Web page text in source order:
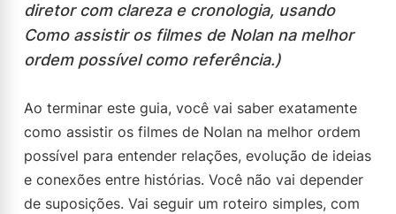
diretor com clareza e cronologia, usando
Como assistir os filmes de Nolan na melhor
ordem possível como referência.)
Ao terminar este guia, você vai saber exatamente
como assistir os filmes de Nolan na melhor ordem
possível para entender relações, evolução de ideias
e conexões entre histórias. Você não vai depender
de suposições. Vai seguir um roteiro simples, com